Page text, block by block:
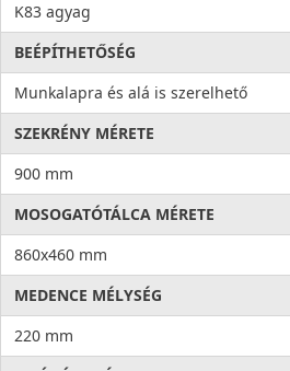
K83 agyag
BEÉPÍTHETŐSÉG
Munkalapra és alá is szerelhető
SZEKRÉNY MÉRETE
900 mm
MOSOGATÓTÁLCA MÉRETE
860x460 mm
MEDENCE MÉLYSÉG
220 mm